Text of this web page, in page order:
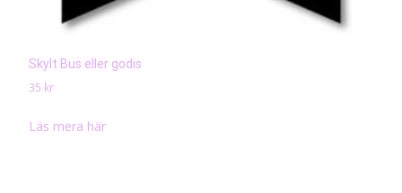
Skylt Bus eller godis
35 kr
Läs mera här